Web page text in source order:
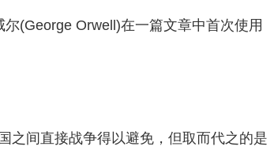
(George Orwell)在一篇文章中首次使用
之间直接战争得以避免，但取而代之的是